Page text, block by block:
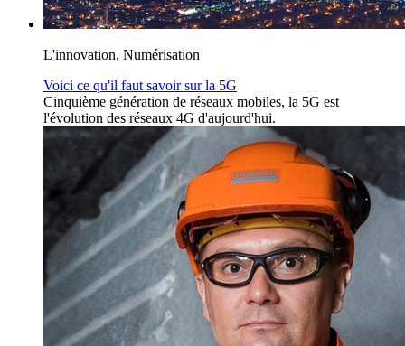
L'innovation, Numérisation
Voici ce qu'il faut savoir sur la 5G
Cinquième génération de réseaux mobiles, la 5G est
l'évolution des réseaux 4G d'aujourd'hui.